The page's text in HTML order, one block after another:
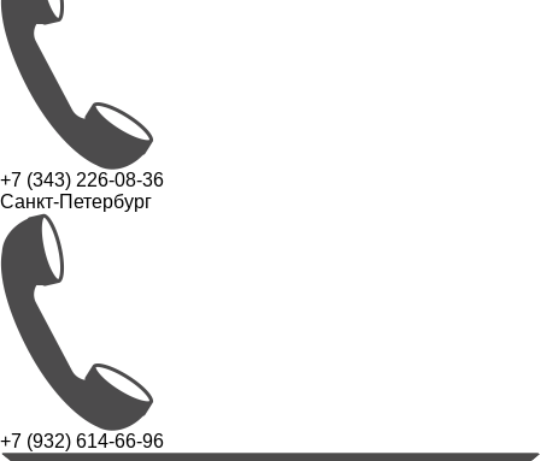
+7 (343) 226-08-36
Санкт-Петербург
+7 (932) 614-66-96